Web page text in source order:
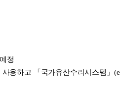
정
사용하고 「 국가유산수리시스템 」 (e